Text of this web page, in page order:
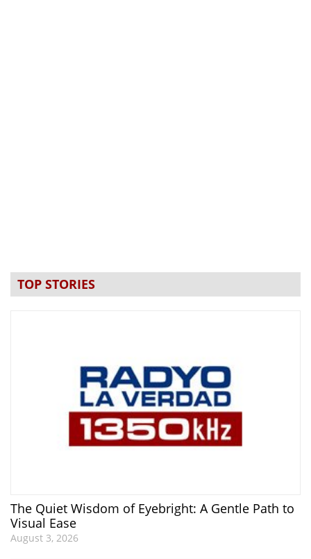
TOP STORIES
The Quiet Wisdom of Eyebright: A Gentle Path to
Visual Ease
August 3, 2026